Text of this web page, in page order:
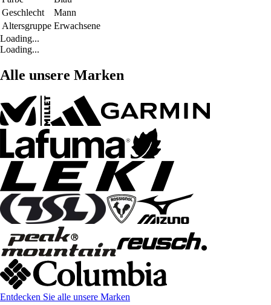
Geschlecht
Mann
Altersgruppe Erwachsene
Loading...
Loading...
Alle unsere Marken
Entdecken Sie alle unsere Marken